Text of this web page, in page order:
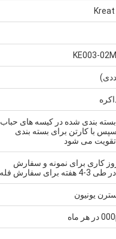
KE003-
بسته بندی شده در کیسه های حباب
، amd سپس با کارتن برای بسته بندی
تقویت می شود
5 روز کاری برای نمونه و سفارش
برای سفارش فله